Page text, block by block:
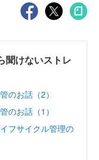
聞けないストレ
のお話（2）
のお話（1）
フサイクル管理の